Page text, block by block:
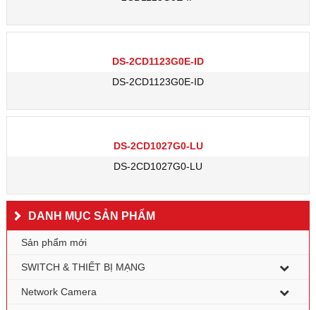
DS-2CD1123G0E-ID
DS-2CD1123G0E-ID
DS-2CD1027G0-LU
DS-2CD1027G0-LU
DANH MỤC SẢN PHẨM
Sản phẩm mới
SWITCH & THIẾT BỊ MẠNG
Network Camera